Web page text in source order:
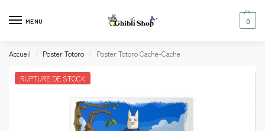
MENU 0
Accueil / Poster Totoro / Poster Totoro Cache-Cache
RUPTURE DE STOCK